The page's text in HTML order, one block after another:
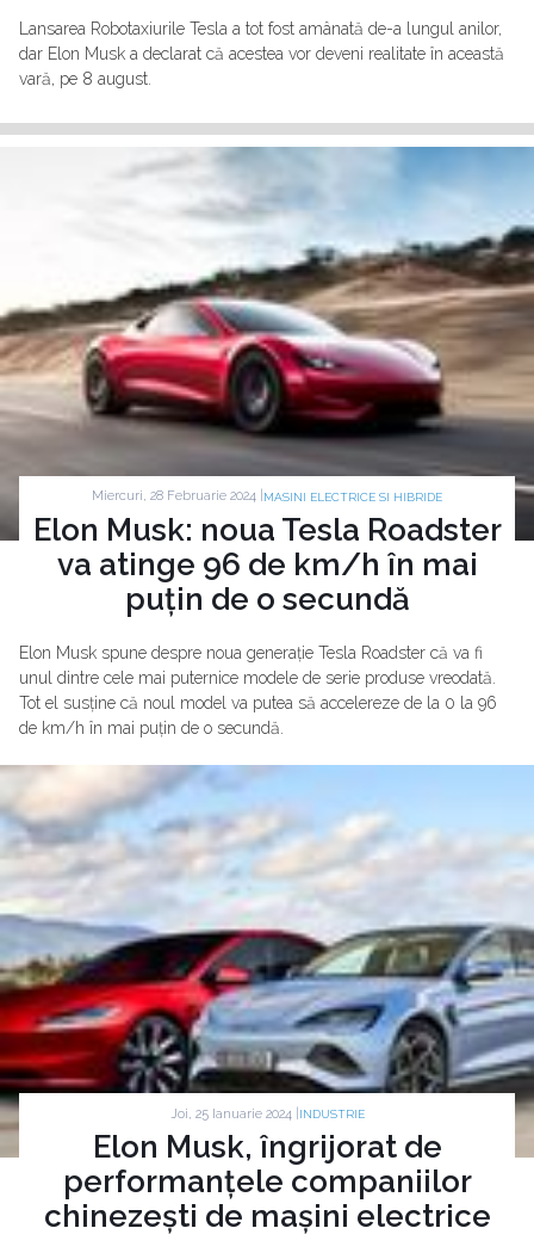
Lansarea Robotaxiurile Tesla a tot fost amânată de-a lungul anilor,
dar Elon Musk a declarat că acestea vor deveni realitate în această
vară, pe 8 august.
Miercuri, 28 Februarie 2024 | MASINI ELECTRICE SI HIBRIDE
Elon Musk: noua Tesla Roadster
va atinge 96 de km/h în mai
puțin de o secundă
Elon Musk spune despre noua generație Tesla Roadster că va fi
unul dintre cele mai puternice modele de serie produse vreodată.
Tot el susține că noul model va putea să accelereze de la 0 la 96
de km/h în mai puțin de o secundă.
Joi, 25 Ianuarie 2024 | INDUSTRIE
Elon Musk, îngrijorat de
performanțele companiilor
chinezești de mașini electrice